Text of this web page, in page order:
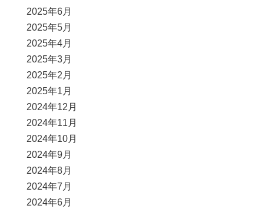
2025年6月
2025年5月
2025年4月
2025年3月
2025年2月
2025年1月
2024年12月
2024年11月
2024年10月
2024年9月
2024年8月
2024年7月
2024年6月